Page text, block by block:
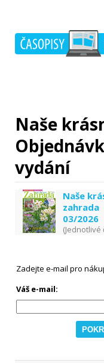
Naše
vydání
Naše
zahrada
03/2026
(Jednotlivé
Zadejte e-mail pro
Váš e-mail: